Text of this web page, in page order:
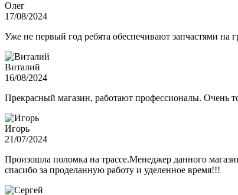
Олег
17/08/2024
Уже не первый год ребята обеспечивают запчастями на
Виталий
16/08/2024
Прекрасный магазин, работают профессионалы. Очень
Игорь
21/07/2024
Произошла поломка на трассе.Менеджер данного
спасибо за проделанную работу и уделенное время!!!